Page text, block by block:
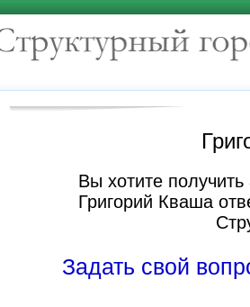
Вы хотите
Григорий Кваша
Задать свой